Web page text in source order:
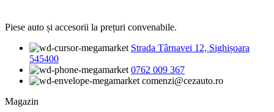
Piese auto și accesorii la prețuri convenabile.
Strada Târnavei 12, Sighișoara
545400
0762 009 367
comenzi@cezauto.ro
Magazin